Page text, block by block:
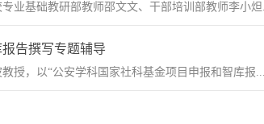
业基础教研部教师邵文文、干部培训部教师李小炟
告撰写专题辅导
授，以“公安学科国家社科基金项目申报和智库报...